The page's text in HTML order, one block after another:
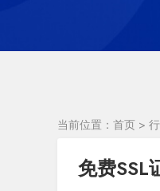
当前位置： 首页 >
免费SSL